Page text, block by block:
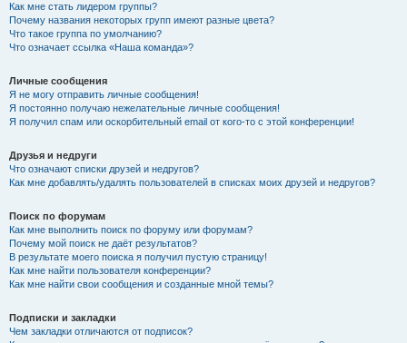
Как мне стать лидером группы?
Почему названия некоторых групп имеют разные цвета?
Что такое группа по умолчанию?
Что означает ссылка «Наша команда»?
Личные сообщения
Я не могу отправить личные сообщения!
Я постоянно получаю нежелательные личные сообщения!
Я получил спам или оскорбительный email от кого-то с этой конференции!
Друзья и недруги
Что означают списки друзей и недругов?
Как мне добавлять/удалять пользователей в списках моих друзей и недругов?
Поиск по форумам
Как мне выполнить поиск по форуму или форумам?
Почему мой поиск не даёт результатов?
В результате моего поиска я получил пустую страницу!
Как мне найти пользователя конференции?
Как мне найти свои сообщения и созданные мной темы?
Подписки и закладки
Чем закладки отличаются от подписок?